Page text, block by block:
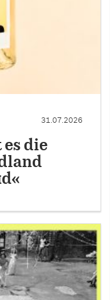
31.07.2026
die